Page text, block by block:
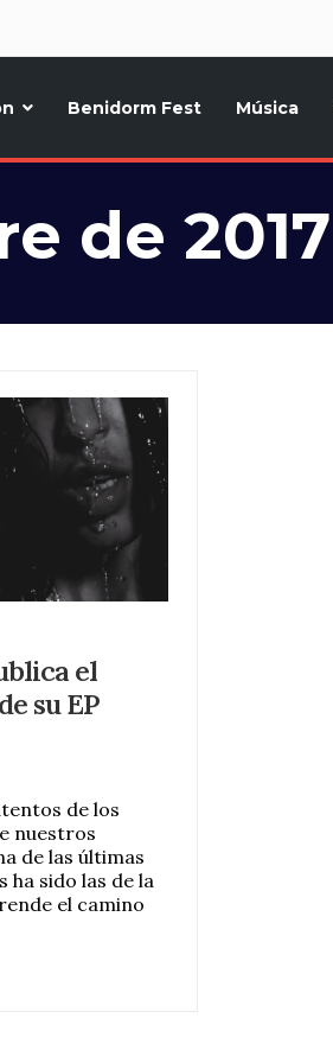
Benidorm Fest Música
de 2017
el
su EP
de los
nuestros
de las últimas
ha sido las de la
el camino